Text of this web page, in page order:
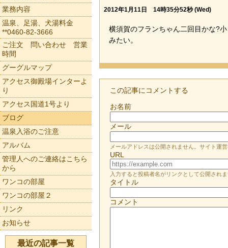
2012年1月11日 14時35分52秒 (Wed)
横須賀のフランちゃん二回目かな?
みたい。
この記事にコメントする
お名前
メール
メールアドレスは公開されません。サイト運
URL
入力すると投稿者名がリンクとして公開され
タイトル
コメント
業務内容
温泉、足湯、犬湯料金
**0460-82-3666
ご注文 問い合わせ 営業
時間
グーグルマップ
アクセス御殿場インターよ
り
アクセス国道1号より
ブログ
温泉入浴のご注意
アルバム
管理人へのご連絡はこちら
から
ワンコの部屋
ワンコの部屋２
リンク
お知らせ
最近の記事一覧